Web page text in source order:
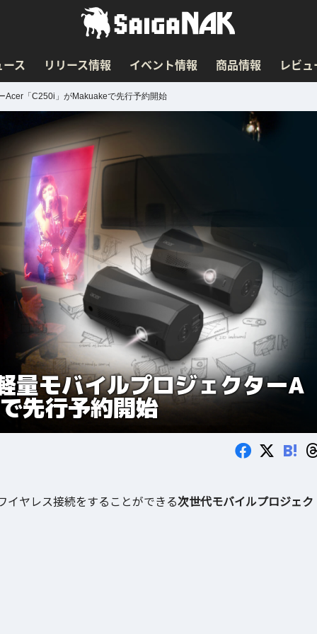
ス リリース情報 イベント情報 商品情報 レビュ
Acer「C250i」がMakuakeで先行予約開始
量モバイルプロジェクターA
先行予約開始
B!
ヤレス接続をすることができる次世代モバイルプロジェク